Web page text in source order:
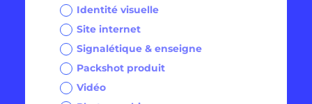
Identité visuelle
Site internet
Signalétique & enseigne
Packshot produit
Vidéo